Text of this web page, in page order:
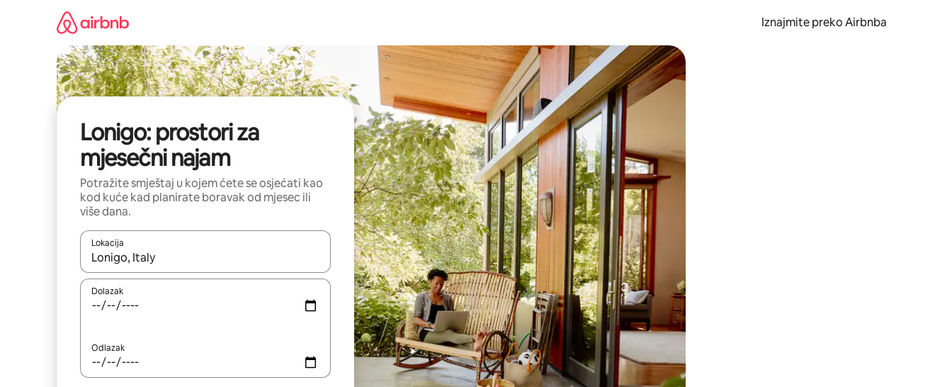
Iznajmite preko Airbnba
Lonigo: prostori za
mjesečni najam
Potražite smještaj u kojem ćete se osjećati kao
kod kuće kad planirate boravak od mjesec ili
više dana.
Lokacija
Kada budu dostupni rezultati, moći ćete ih pregledati koristeći se strelicama prema gore i prema dolje, kao i dodirom ili prelaskom prstom po zaslonu.
Dolazak
Odlazak